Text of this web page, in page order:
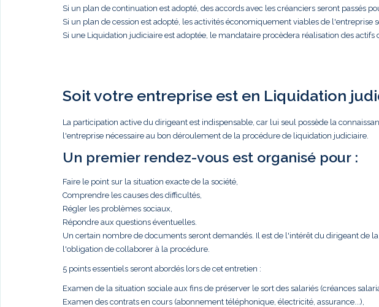
Si un plan de continuation est adopté, des accords avec les créanciers seront passés
Si un plan de cession est adopté, les activités économiquement viables de l'entreprise
Si une Liquidation judiciaire est adoptée, le mandataire procèdera réalisation des actifs
Soit votre entreprise est en Liquidation
La participation active du dirigeant est indispensable, car lui seul possède la
l'entreprise nécessaire au bon déroulement de la procédure de liquidation judiciaire.
Un premier rendez-vous est organisé pour :
Faire le point sur la situation exacte de la société,
Comprendre les causes des difficultés,
Régler les problèmes sociaux,
Répondre aux questions éventuelles.
Un certain nombre de documents seront demandés. Il est de l'intérêt du dirigeant de
l'obligation de collaborer à la procédure.
5 points essentiels seront abordés lors de cet entretien :
Examen de la situation sociale aux fins de préserver le sort des salariés (créances
Examen des contrats en cours (abonnement téléphonique, électricité, assurance...),